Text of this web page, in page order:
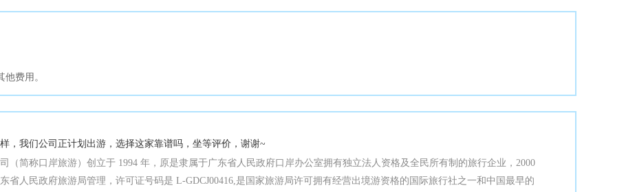
费用。
，我们公司正计划出游，选择这家靠谱吗，坐等评价，谢谢~
（简称口岸旅游）创立于 1994 年，原是隶属于广东省人民政府口岸办公室拥有独立法人资格及全民所有制的旅行企业，2000
省人民政府旅游局管理，许可证号码是 L-GDCJ00416,是国家旅游局许可拥有经营出境游资格的国际旅行社之一和中国最早的